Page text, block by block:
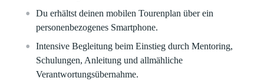
Du erhältst deinen mobilen Tourenplan über ein
personenbezogenes Smartphone.
Intensive Begleitung beim Einstieg durch Mentoring,
Schulungen, Anleitung und allmähliche
Verantwortungsübernahme.